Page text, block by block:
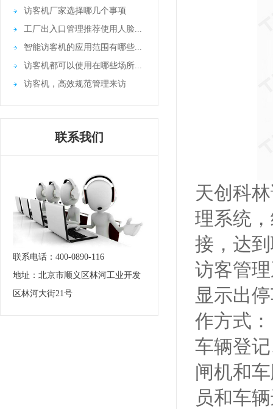
访客机厂家选择哪几个事项
工厂出入口管理推荐使用人脸...
智能访客机的应用范围有哪些...
访客机都可以使用在哪些场所...
访客机，高效规范管理来访
联系我们
联系电话：400-0890-116
地址：北京市顺义区林河工业开发
区林河大街21号
天创科
理系统
接，达
访客管
显示出
作方式：
车辆登
闸机和
员和车